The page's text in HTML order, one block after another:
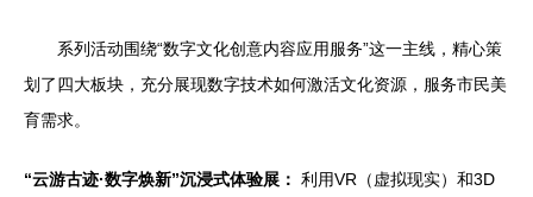
系列活动围绕“数字文化创意内容应用服务”这一主线，精心策
划了四大板块，充分展现数字技术如何激活文化资源，服务市民美
育需求。
“云游古迹·数字焕新”沉浸式体验展： 利用VR（虚拟现实）和3D